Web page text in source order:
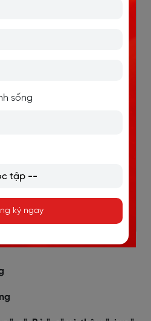
, thì đuôi "ed" sẽ được phát
(/kreɪˈeɪtɪd/).
BẮT ĐẦU TỪ ĐÂU
ANH CHUẨN CHO NGƯỜI
vào cuối động từ.
sống
ký ngay